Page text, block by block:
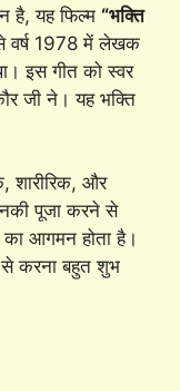
है, यह फिल्म “भक्ति
वर्ष 1978 में लेखक
इस गीत को स्वर
जी ने। यह भक्ति
शारीरिक, और
पूजा करने से
आगमन होता है।
से करना बहुत शुभ